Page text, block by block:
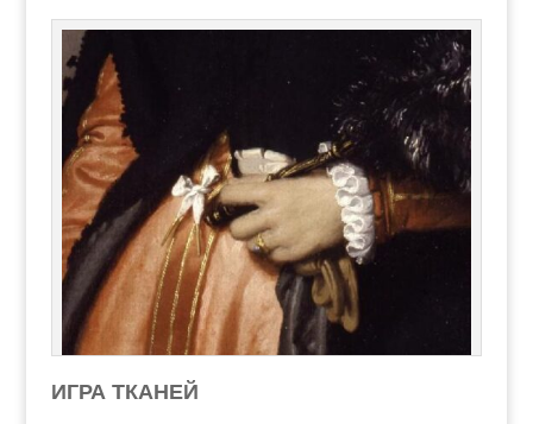
ИГРА ТКАНЕЙ